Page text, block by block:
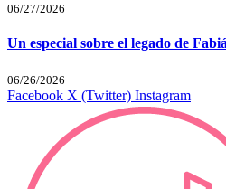
06/27/2026
Un especial sobre el legado de
06/26/2026
Facebook X (Twitter) Instagram